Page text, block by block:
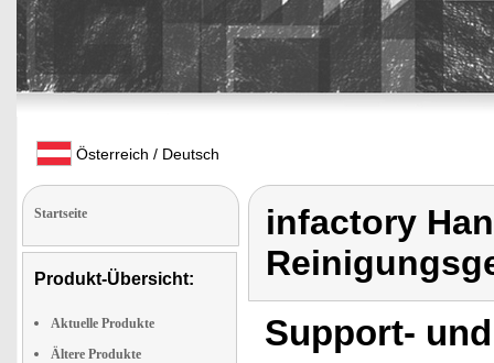
Österreich / Deutsch
Startseite
Produkt-Übersicht:
Aktuelle Produkte
Ältere Produkte
infactory
Support-